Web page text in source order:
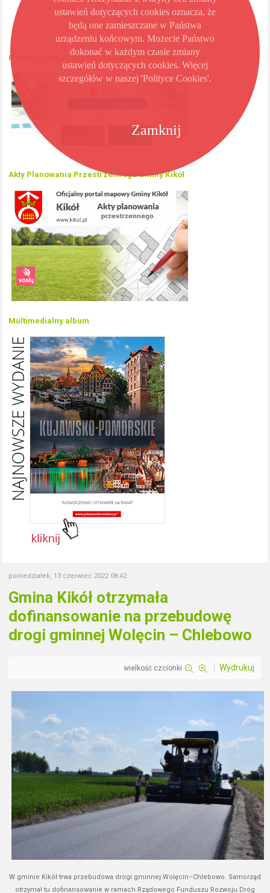
Portal E-Urząd Urzędu Miasta i Gminy Kikół
Akty Planowania Przestrzennego Gminy Kikół
Multimedialny album
poniedziałek, 13 czerwiec 2022 08:42
Gmina Kikół otrzymała
dofinansowanie na przebudowę
drogi gminnej Wolęcin – Chlebowo
wielkość czcionki Wydrukuj
W gminie Kikół trwa przebudowa drogi gminnej Wolęcin–Chlebowo. Samorząd
otrzymał tu dofinansowanie w ramach Rządowego Funduszu Rozwoju Dróg
Zamknij
ustawień dotyczących cookies oznacza, że
będą one zamieszczane w Państwa
urządzeniu końcowym. Możecie Państwo
dokonać w każdym czasie zmiany
ustawień dotyczących cookies. Więcej
szczegółów w naszej 'Polityce Cookies'.